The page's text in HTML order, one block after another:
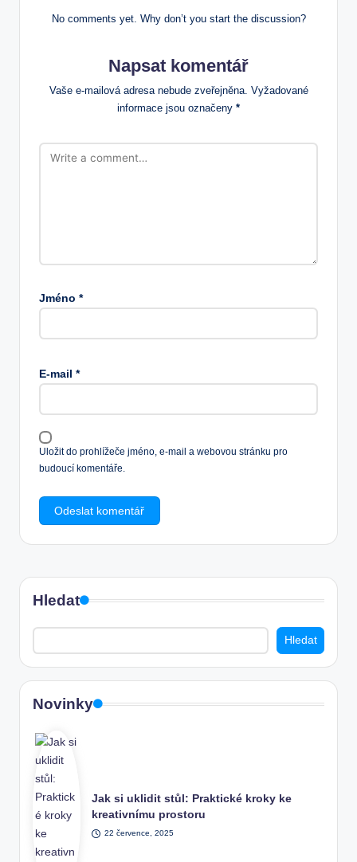
No comments yet. Why don’t you start the discussion?
Napsat komentář
Vaše e-mailová adresa nebude zveřejněna. Vyžadované
informace jsou označeny *
Jméno *
E-mail *
Uložit do prohlížeče jméno, e-mail a webovou stránku pro
budoucí komentáře.
Hledat
Hledat
Novinky
Jak si uklidit stůl: Praktické kroky ke
kreativnímu prostoru
22 července, 2025